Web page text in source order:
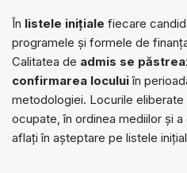
În listele inițiale fiecare
programele și formele de
Calitatea de admis se
confirmarea loculuiîn
metodologiei. Locurile
ocupate, în ordinea mediilor și
aflați în așteptare pe listele